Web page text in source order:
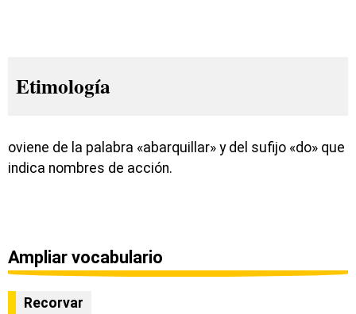
Etimología
oviene de la palabra «abarquillar» y del sufijo «do» que
indica nombres de acción.
Ampliar vocabulario
Recorvar